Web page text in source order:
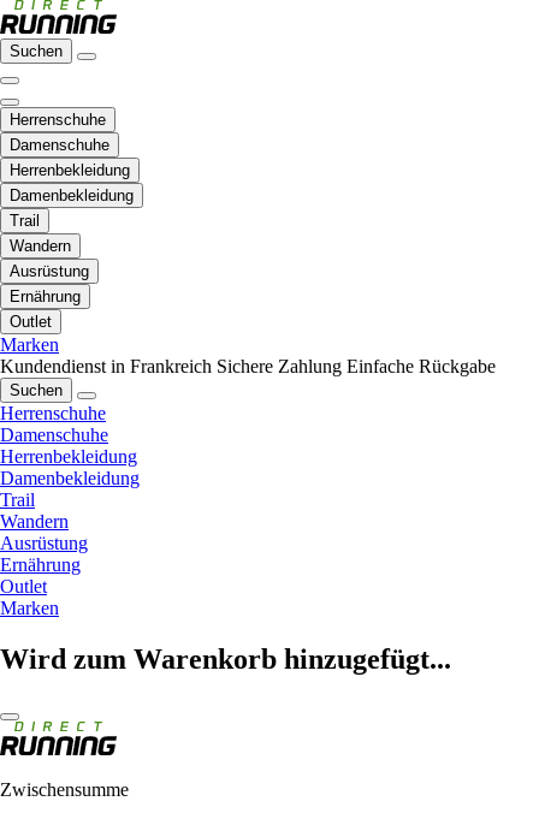
Suchen
Herrenschuhe
Damenschuhe
Herrenbekleidung
Damenbekleidung
Trail
Wandern
Ausrüstung
Ernährung
Outlet
Marken
Kundendienst in Frankreich Sichere Zahlung Einfache Rückgabe
Suchen
Herrenschuhe
Damenschuhe
Herrenbekleidung
Damenbekleidung
Trail
Wandern
Ausrüstung
Ernährung
Outlet
Marken
Wird zum Warenkorb hinzugefügt...
Zwischensumme